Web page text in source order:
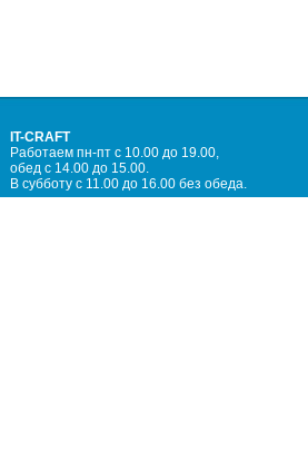
IT-CRAFT
Работаем пн-пт с 10.00 до 19.00,
обед с 14.00 до 15.00.
В субботу с 11.00 до 16.00 без обеда.